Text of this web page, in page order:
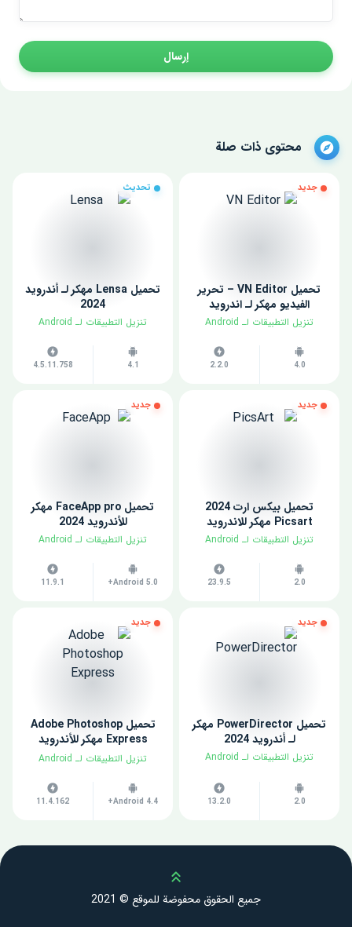
إرسال
محتوى ذات صلة
جديد
تحميل VN Editor – تحرير
الفيديو مهكر لـ اندرويد
​تنزيل التطبيقات لـ ​Android
4.0
2.2.0
تحديث
تحميل Lensa مهكر لـ أندرويد
2024
​تنزيل التطبيقات لـ ​Android
4.1
4.5.11.758
جديد
تحميل بيكس ارت 2024
Picsart مهكر للاندرويد
​تنزيل التطبيقات لـ ​Android
2.0
23.9.5
جديد
تحميل FaceApp pro مهكر
للأندرويد 2024
​تنزيل التطبيقات لـ ​Android
Android 5.0+
11.9.1
جديد
تحميل PowerDirector مهكر
لـ أندرويد 2024
​تنزيل التطبيقات لـ ​Android
2.0
13.2.0
جديد
تحميل Adobe Photoshop
Express مهكر للأندرويد
2024
​تنزيل التطبيقات لـ ​Android
Android 4.4+
11.4.162
Scroll up
جميع الحقوق محفوضة للموقع © 2021